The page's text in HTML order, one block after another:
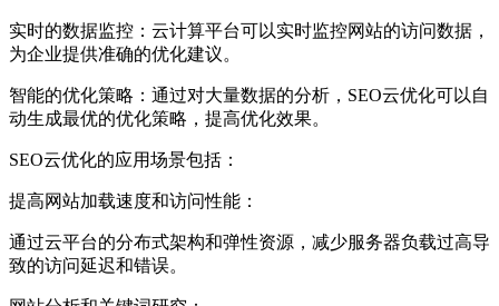
实时的数据监控：云计算平台可以实时监控网站的访问数据，
为企业提供准确的优化建议。
智能的优化策略：通过对大量数据的分析，SEO云优化可以自
动生成最优的优化策略，提高优化效果。
SEO云优化的应用场景包括：
提高网站加载速度和访问性能：
通过云平台的分布式架构和弹性资源，减少服务器负载过高导
致的访问延迟和错误。